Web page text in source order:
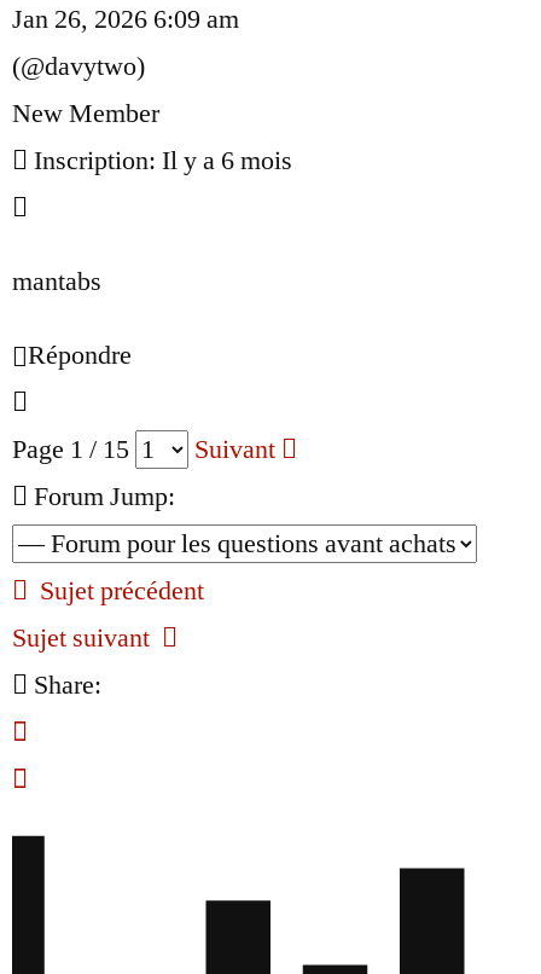
Jan 26, 2026 6:09 am
(@davytwo)
New Member
Inscription: Il y a 6 mois
mantabs
Répondre
Page 1 / 15
Suivant
Forum Jump:
Sujet précédent
Sujet suivant
Share: